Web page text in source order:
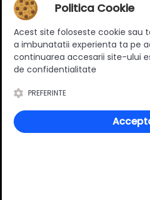
Deții sau ai utilizat
Spune-ți părerea acordând o
Politica Cookie
Acest site foloseste cookie sau
a imbunatatii experienta ta pe
continuarea accesarii site-ului esti
de confidentialitate
PREFERINTE